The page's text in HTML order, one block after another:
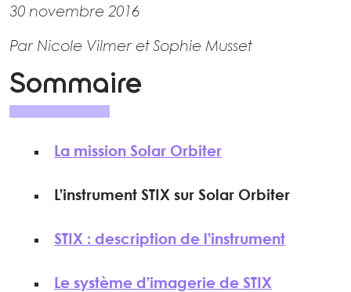
30 novembre 2016
Par Nicole Vilmer et Sophie Musset
Sommaire
La mission Solar Orbiter
L’instrument STIX sur Solar Orbiter
STIX : description de l’instrument
Le système d’imagerie de STIX